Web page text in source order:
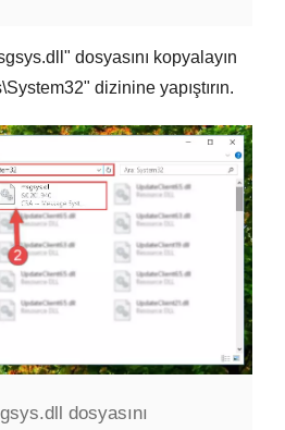
" dosyasını kopyalayın
" dizinine yapıştırın.
dosyasını